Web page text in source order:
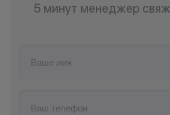
5 минут менеджер